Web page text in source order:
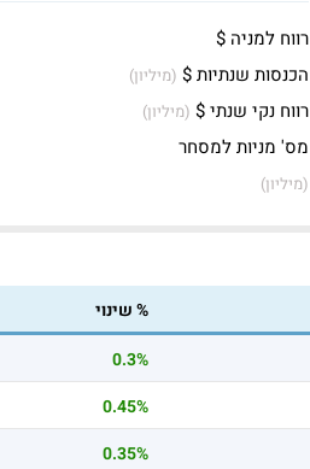
רווח למניה $
הכנסות שנתיות $ (מיליון)
רווח נקי שנתי $ (מיליון)
מס' מניות למסחר
(מיליון)
% שינוי
0.3%
0.45%
0.35%